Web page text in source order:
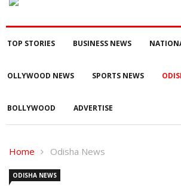
TOP STORIES BUSINESS NEWS
OLLYWOOD NEWS SPORTS NEWS
BOLLYWOOD ADVERTISE
Home Odisha News
ODISHA NEWS